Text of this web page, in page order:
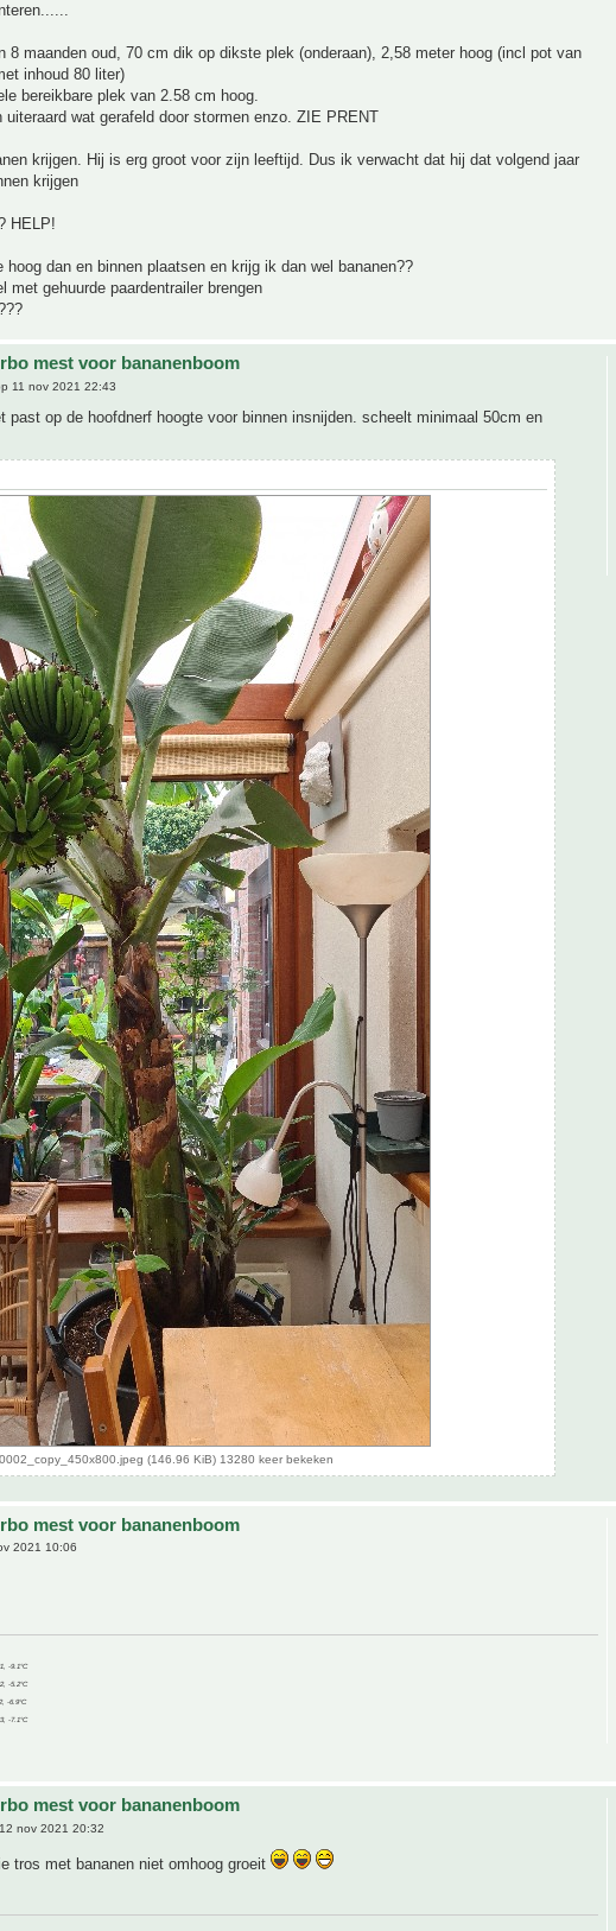
8 maanden oud, 70 cm dik op dikste plek (onderaan), 2,58 meter hoog (incl pot van
inhoud 80 liter)
bereikbare plek van 2.58 cm hoog.
uiteraard wat gerafeld door stormen enzo. ZIE PRENT
krijgen. Hij is erg groot voor zijn leeftijd. Dus ik verwacht dat hij dat volgend jaar
krijgen
HELP!
hoog dan en binnen plaatsen en krijg ik dan wel bananen??
met gehuurde paardentrailer brengen
mest voor bananenboom
11 nov 2021 22:43
past op de hoofdnerf hoogte voor binnen insnijden. scheelt minimaal 50cm en
(146.96 KiB) 13280 keer bekeken
mest voor bananenboom
2021 10:06
-9.1°C
-5.2°C
-6.9°C
-7.1°C
mest voor bananenboom
nov 2021 20:32
tros met bananen niet omhoog groeit